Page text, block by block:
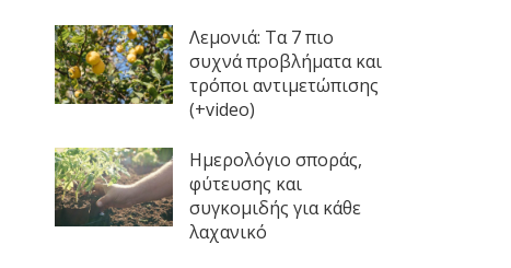
Λεμονιά: Τα 7 πιο
συχνά προβλήματα και
τρόποι αντιμετώπισης
(+video)
Ημερολόγιο σποράς,
φύτευσης και
συγκομιδής για κάθε
λαχανικό